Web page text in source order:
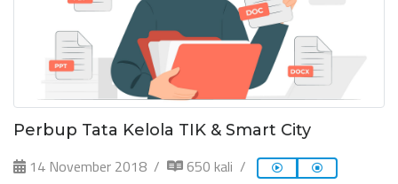
Perbup Tata Kelola TIK & Smart City
14 November 2018
650 kali